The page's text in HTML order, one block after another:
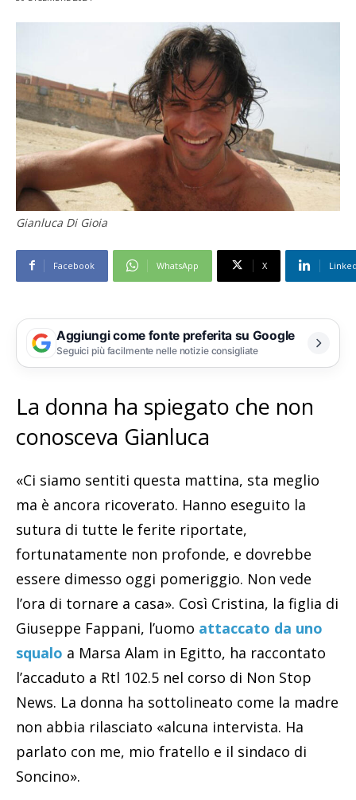
Gianluca Di Gioia
Facebook WhatsApp X
Aggiungi come fonte preferita su Google
Seguici più facilmente nelle notizie consigliate
La donna ha spiegato che non
conosceva Gianluca
«Ci siamo sentiti questa mattina, sta meglio
ma è ancora ricoverato. Hanno eseguito la
sutura di tutte le ferite riportate,
fortunatamente non profonde, e dovrebbe
essere dimesso oggi pomeriggio. Non vede
l’ora di tornare a casa». Così Cristina, la figlia di
Giuseppe Fappani, l’uomo attaccato da uno
squalo a Marsa Alam in Egitto, ha raccontato
l’accaduto a Rtl 102.5 nel corso di Non Stop
News. La donna ha sottolineato come la madre
non abbia rilasciato «alcuna intervista. Ha
parlato con me, mio fratello e il sindaco di
Soncino».